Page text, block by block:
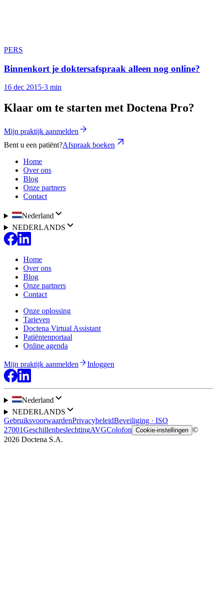
PERS
Binnenkort je doktersafspraak alleen nog online?
16 dec 2015·3 min
Klaar om te starten met Doctena Pro?
Mijn praktijk aanmelden
Bent u een patiënt?Afspraak boeken
Home
Over ons
Blog
Onze partners
Contact
Nederland
NEDERLANDS
Home
Over ons
Blog
Onze partners
Contact
Onze oplossing
Tarieven
Doctena Virtual Assistant
Patiëntenportaal
Online agenda
Mijn praktijk aanmelden Inloggen
Nederland
NEDERLANDS
GebruiksvoorwaardenPrivacybeleidBeveiliging · ISO
27001GeschillenbeslechtingAVGColofon Cookie-instellingen ©
2026 Doctena S.A.